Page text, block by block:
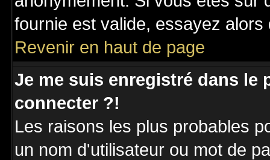
fournie est valide, essayez
Revenir en haut de page
Je me suis enregistré dans le
connecter ?!
Les raisons les plus probables
un nom d'utilisateur ou mot de